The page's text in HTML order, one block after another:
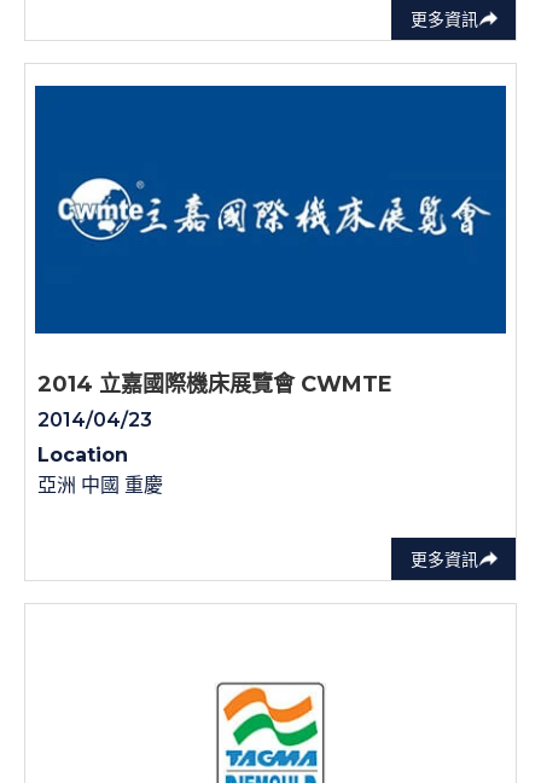
更多資訊
更多資訊
2014 立嘉國際機床展覽會 CWMTE
2014/04/23
Location
亞洲 中國 重慶